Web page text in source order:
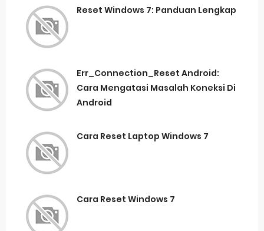
Reset Windows 7: Panduan Lengkap
Err_Connection_Reset Android:
Cara Mengatasi Masalah Koneksi Di
Android
Cara Reset Laptop Windows 7
Cara Reset Windows 7